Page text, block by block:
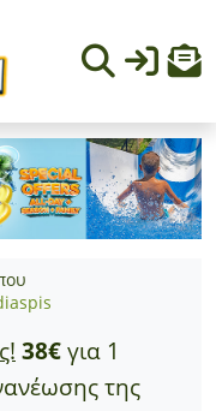
38€για 1
της